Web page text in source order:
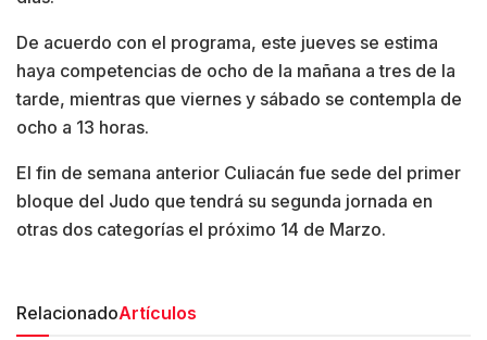
De acuerdo con el programa, este jueves se estima
haya competencias de ocho de la mañana a tres de la
tarde, mientras que viernes y sábado se contempla de
ocho a 13 horas.
El fin de semana anterior Culiacán fue sede del primer
bloque del Judo que tendrá su segunda jornada en
otras dos categorías el próximo 14 de Marzo.
RelacionadoArtículos